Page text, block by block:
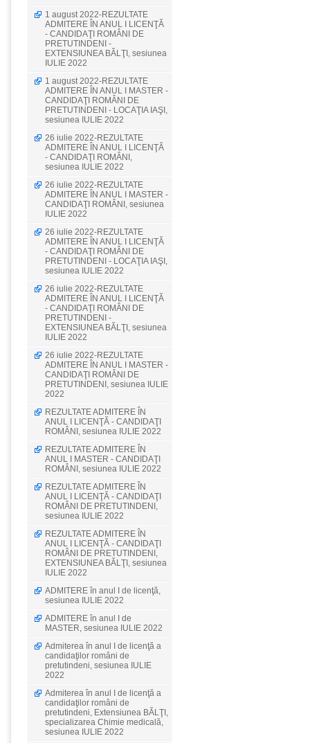
1 august 2022-REZULTATE
ADMITERE ÎN ANUL I LICENŢĂ
- CANDIDAŢI ROMÂNI DE
PRETUTINDENI -
EXTENSIUNEA BĂLŢI, sesiunea
IULIE 2022
1 august 2022-REZULTATE
ADMITERE ÎN ANUL I MASTER -
CANDIDAŢI ROMÂNI DE
PRETUTINDENI - LOCAŢIA IAŞI,
sesiunea IULIE 2022
26 iulie 2022-REZULTATE
ADMITERE ÎN ANUL I LICENŢĂ
- CANDIDAŢI ROMÂNI,
sesiunea IULIE 2022
26 iulie 2022-REZULTATE
ADMITERE ÎN ANUL I MASTER -
CANDIDAŢI ROMÂNI, sesiunea
IULIE 2022
26 iulie 2022-REZULTATE
ADMITERE ÎN ANUL I LICENŢĂ
- CANDIDAŢI ROMÂNI DE
PRETUTINDENI - LOCAŢIA IAŞI,
sesiunea IULIE 2022
26 iulie 2022-REZULTATE
ADMITERE ÎN ANUL I LICENŢĂ
- CANDIDAŢI ROMÂNI DE
PRETUTINDENI -
EXTENSIUNEA BĂLŢI, sesiunea
IULIE 2022
26 iulie 2022-REZULTATE
ADMITERE ÎN ANUL I MASTER -
CANDIDAŢI ROMÂNI DE
PRETUTINDENI, sesiunea IULIE
2022
REZULTATE ADMITERE ÎN
ANUL I LICENŢĂ - CANDIDAŢI
ROMÂNI, sesiunea IULIE 2022
REZULTATE ADMITERE ÎN
ANUL I MASTER - CANDIDAŢI
ROMÂNI, sesiunea IULIE 2022
REZULTATE ADMITERE ÎN
ANUL I LICENŢĂ - CANDIDAŢI
ROMÂNI DE PRETUTINDENI,
sesiunea IULIE 2022
REZULTATE ADMITERE ÎN
ANUL I LICENŢĂ - CANDIDAŢI
ROMÂNI DE PRETUTINDENI,
EXTENSIUNEA BĂLŢI, sesiunea
IULIE 2022
ADMITERE în anul I de licenţă,
sesiunea IULIE 2022
ADMITERE în anul I de
MASTER, sesiunea IULIE 2022
Admiterea în anul I de licenţă a
candidaţilor români de
pretutindeni, sesiunea IULIE
2022
Admiterea în anul I de licenţă a
candidaţilor români de
pretutindeni, Extensiunea BĂLŢI,
specializarea Chimie medicală,
sesiunea IULIE 2022